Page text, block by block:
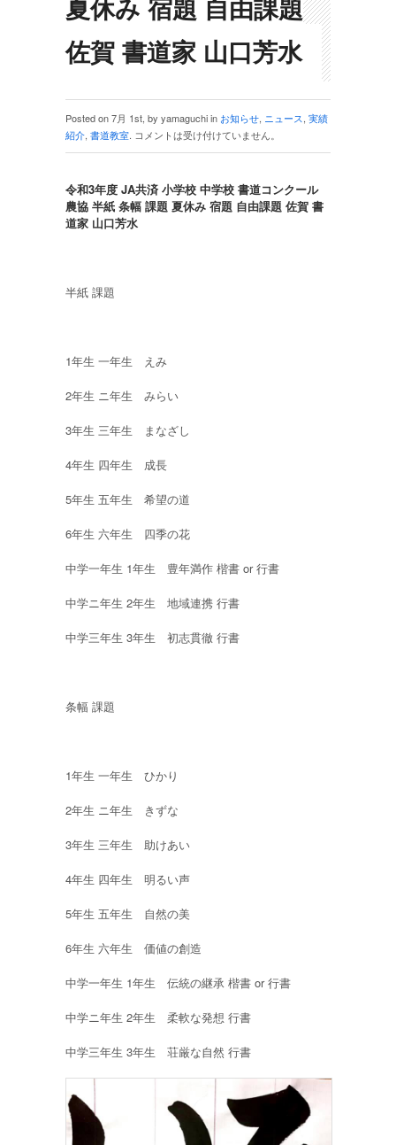
夏休み 宿題 自由課題
佐賀 書道家 山口芳水
Posted on 7月 1st, by yamaguchi in お知らせ, ニュース, 実績
紹介, 書道教室. コメントは受け付けていません。
令和3年度 JA共済 小学校 中学校 書道コンクール
農協 半紙 条幅 課題 夏休み 宿題 自由課題 佐賀 書
道家 山口芳水
半紙 課題
1年生 一年生 えみ
2年生 ニ年生 みらい
3年生 三年生 まなざし
4年生 四年生 成長
5年生 五年生 希望の道
6年生 六年生 四季の花
中学一年生 1年生 豊年満作 楷書 or 行書
中学ニ年生 2年生 地域連携 行書
中学三年生 3年生 初志貫徹 行書
条幅 課題
1年生 一年生 ひかり
2年生 ニ年生 きずな
3年生 三年生 助けあい
4年生 四年生 明るい声
5年生 五年生 自然の美
6年生 六年生 価値の創造
中学一年生 1年生 伝統の継承 楷書 or 行書
中学ニ年生 2年生 柔軟な発想 行書
中学三年生 3年生 荘厳な自然 行書